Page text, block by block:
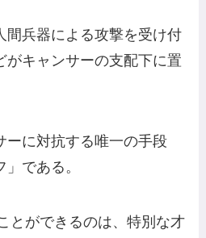
間兵器による攻撃を受け付
がキャンサーの支配下に置
ーに対抗する唯一の手段
である。
とができるのは、特別な才